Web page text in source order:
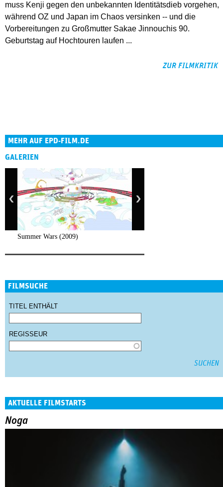
muss Kenji gegen den unbekannten Identitätsdieb vorgehen,
während OZ und Japan im Chaos versinken -- und die
Vorbereitungen zu Großmutter Sakae Jinnouchis 90.
Geburtstag auf Hochtouren laufen ...
ZUR FILMKRITIK
MEHR AUF EPD-FILM.DE
GALERIEN
Summer Wars (2009)
FILMSUCHE
TITEL ENTHÄLT
REGISSEUR
AKTUELLE FILMSTARTS
Noga